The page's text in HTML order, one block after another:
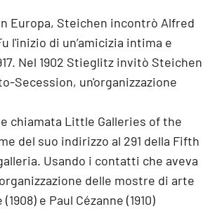
Europa, Steichen incontrò Alfred
l'inizio di un’amicizia intima e
Nel 1902 Stieglitz invitò Steichen
Secession, un'organizzazione
chiamata Little Galleries of the
del suo indirizzo al 291 della Fifth
Usando i contatti che aveva
delle mostre di arte
e Paul Cézanne (1910)